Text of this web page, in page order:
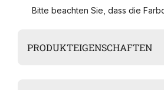
Bitte beachten Sie, dass die
PRODUKTEIGENSCHAFTEN